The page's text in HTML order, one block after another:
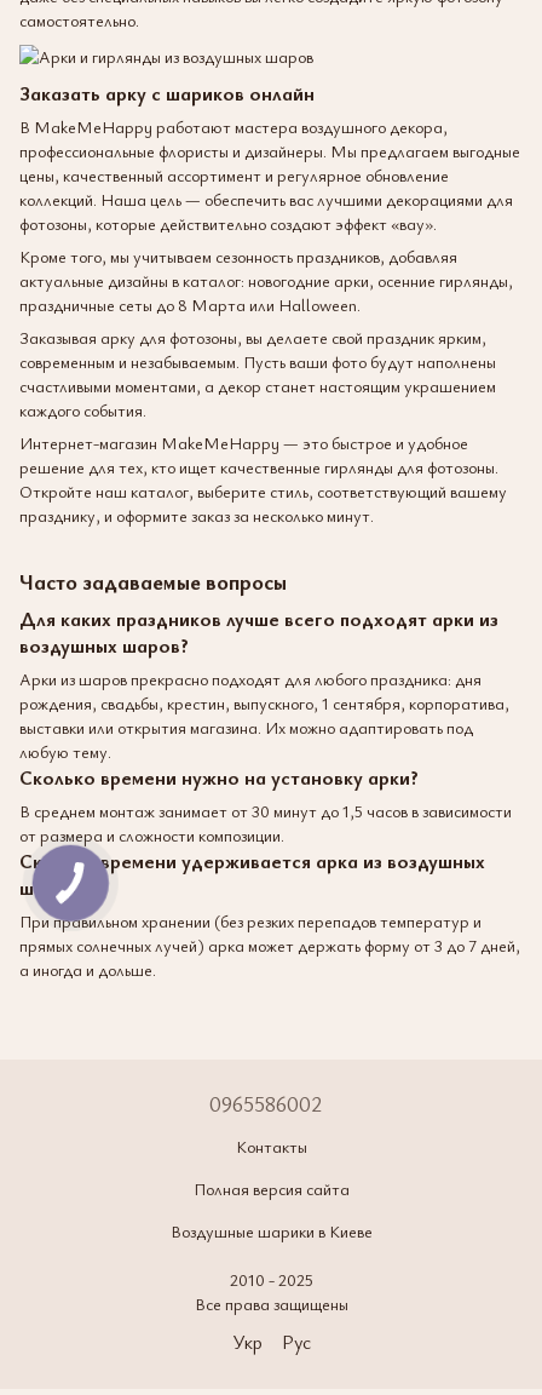
самостоятельно.
Заказать арку с шариков онлайн
В MakeMeHappy работают мастера воздушного декора,
профессиональные флористы и дизайнеры. Мы предлагаем выгодные
цены, качественный ассортимент и регулярное обновление
коллекций. Наша цель — обеспечить вас лучшими декорациями для
фотозоны, которые действительно создают эффект «вау».
Кроме того, мы учитываем сезонность праздников, добавляя
актуальные дизайны в каталог: новогодние арки, осенние гирлянды,
праздничные сеты до 8 Марта или Halloween.
Заказывая арку для фотозоны, вы делаете свой праздник ярким,
современным и незабываемым. Пусть ваши фото будут наполнены
счастливыми моментами, а декор станет настоящим украшением
каждого события.
Интернет-магазин MakeMeHappy — это быстрое и удобное
решение для тех, кто ищет качественные гирлянды для фотозоны.
Откройте наш каталог, выберите стиль, соответствующий вашему
празднику, и оформите заказ за несколько минут.
Часто задаваемые вопросы
Для каких праздников лучше всего подходят арки из
воздушных шаров?
Арки из шаров прекрасно подходят для любого праздника: дня
рождения, свадьбы, крестин, выпускного, 1 сентября, корпоратива,
выставки или открытия магазина. Их можно адаптировать под
любую тему.
Сколько времени нужно на установку арки?
В среднем монтаж занимает от 30 минут до 1,5 часов в зависимости
от размера и сложности композиции.
Сколько времени удерживается арка из воздушных
шаров?
При правильном хранении (без резких перепадов температур и
прямых солнечных лучей) арка может держать форму от 3 до 7 дней,
а иногда и дольше.
0965586002
Контакты
Полная версия сайта
Воздушные шарики в Киеве
2010 - 2025
Все права защищены
Укр Рус